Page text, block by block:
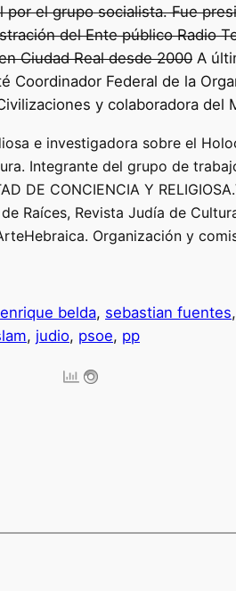
por el grupo socialista. Fue
del Ente público Radio
Ciudad Real desde 2000 A
Coordinador Federal de la
y colaboradora del
e investigadora sobre el
Integrante del grupo de
DE CONCIENCIA Y
Raíces, Revista Judía de
Organización y
enrique belda, sebastian fuentes,
, judio, psoe, pp